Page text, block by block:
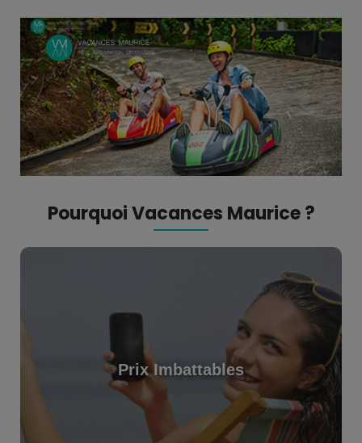
Pourquoi Vacances Maurice ?
Prix Imbattables
Prix Imbattables